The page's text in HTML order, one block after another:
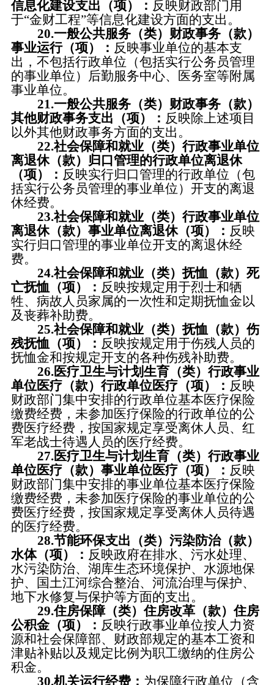
信息化建设支出（项）： 反映财政部门用
于“金财工程”等信息化建设方面的支出。
20.一般公共服务（类）财政事务（款）
事业运行（项）： 反映事业单位的基本支
出，不包括行政单位（包括实行公务员管理
的事业单位）后勤服务中心、医务室等附属
事业单位。
21.一般公共服务（类）财政事务（款）
其他财政事务支出（项）： 反映除上述项目
以外其他财政事务方面的支出。
22.社会保障和就业（类）行政事业单位
离退休（款）归口管理的行政单位离退休
（项）： 反映实行归口管理的行政单位（包
括实行公务员管理的事业单位）开支的离退
休经费。
23.社会保障和就业（类）行政事业单位
离退休（款）事业单位离退休（项）： 反映
实行归口管理的事业单位开支的离退休经
费。
24.社会保障和就业（类）抚恤（款）死
亡抚恤（项）： 反映按规定用于烈士和牺
牲、病故人员家属的一次性和定期抚恤金以
及丧葬补助费。
25.社会保障和就业（类）抚恤（款）伤
残抚恤（项）： 反映按规定用于伤残人员的
抚恤金和按规定开支的各种伤残补助费。
26.医疗卫生与计划生育（类）行政事业
单位医疗（款）行政单位医疗（项）： 反映
财政部门集中安排的行政单位基本医疗保险
缴费经费，未参加医疗保险的行政单位的公
费医疗经费，按国家规定享受离休人员、红
军老战士待遇人员的医疗经费。
27.医疗卫生与计划生育（类）行政事业
单位医疗（款）事业单位医疗（项）： 反映
财政部门集中安排的事业单位基本医疗保险
缴费经费，未参加医疗保险的事业单位的公
费医疗经费，按国家规定享受离休人员待遇
的医疗经费。
28.节能环保支出（类）污染防治（款）
水体（项）： 反映政府在排水、污水处理、
水污染防治、湖库生态环境保护、水源地保
护、国土江河综合整治、河流治理与保护、
地下水修复与保护等方面的支出。
29.住房保障（类）住房改革（款）住房
公积金（项）： 反映行政事业单位按人力资
源和社会保障部、财政部规定的基本工资和
津贴补贴以及规定比例为职工缴纳的住房公
积金。
30.机关运行经费： 为保障行政单位（含